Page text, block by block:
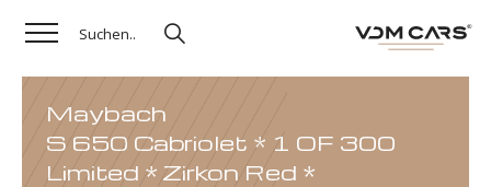
Maybach
S 650 Cabriolet * 1 OF 300
Limited * Zirkon Red *